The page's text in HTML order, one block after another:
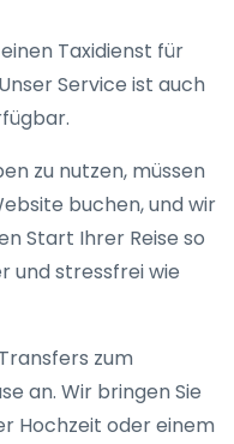
Taxidienst für
Service ist auch
zu nutzen, müssen
buchen, und wir
Start Ihrer Reise so
und stressfrei wie
zum
an. Wir bringen Sie
Hochzeit oder einem